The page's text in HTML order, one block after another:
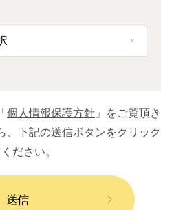
個人情報保護方針 」をご覧頂き
、下記の送信ボタンをクリック
ださい。